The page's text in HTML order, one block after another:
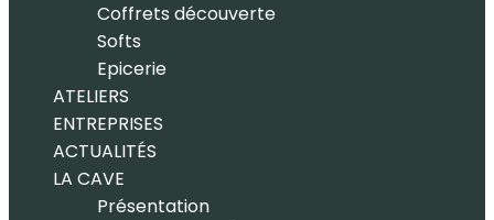
Coffrets découverte
Softs
Epicerie
ATELIERS
ENTREPRISES
ACTUALITÉS
LA CAVE
Présentation